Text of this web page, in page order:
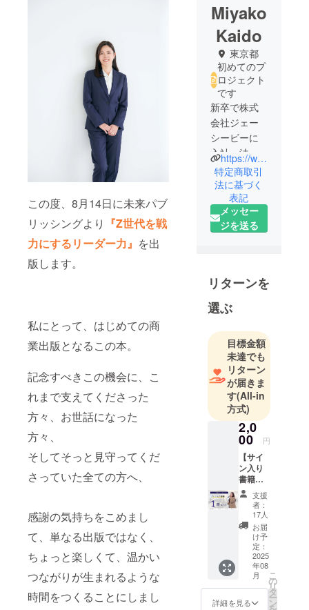
この度、8月14日に未来パブ
リッシングより 『Z世代を戦
力にするリーダー力』 を出
版します。
私にとって、はじめての商
業出版となるこの本。
記念すべきこの機会に、こ
れまで支えてくださった
方々、お世話になった
方々、
そしてそっと見守ってくだ
さっていた全ての方へ、
感謝の気持ちをこめまし
て、単なる出版ではなく、
ちょっと楽しくて、温かい
つながりが生まれるような
時間をつくることにしまし
Miyako
Kaido
東京都
初めてのプ
ロジェクト
です
新卒で株式
会社ジェー
シービーに
入社。法人
営業や債権
回収部門の
トレーナー
を経て、人
材育成と現
める。その
後、小売業
界を中心
接客・チー
ムづくり支
援に特化し
た研修やコ
ンサルティ
ングを提
2015年に独
WILLSORT
株式会社を
「現場か
ら、店舗経
営の未来を
変える」を
掲げ、リア
https://willsort.co.jp/
特定商取引
法に基づく
表記
メッセー
ジを送る
リターンを
選ぶ
目標金額
未達でも
リターン
が届きま
す(All-in
方式)
2,0
00 円
【サイ
ン入り
書籍１
冊＋お
礼のお
手紙】
じっく
り読み
たいあ
なたへ
著者の
直筆サ
イン入
りで、
支援
者：
17人
お届
け予
定：
2025
年08
月
詳細を見る
こ
の
リ
タ
ー
ン